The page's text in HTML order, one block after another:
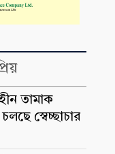
তামাক
স্বেচ্ছাচার